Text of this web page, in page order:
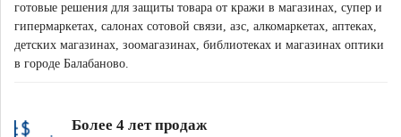
готовые решения для защиты товара от кражи в магазинах, супер и
гипермаркетах, салонах сотовой связи, азс, алкомаркетах, аптеках,
детских магазинах, зоомагазинах, библиотеках и магазинах оптики
в городе Балабаново.
Более 4 лет продаж